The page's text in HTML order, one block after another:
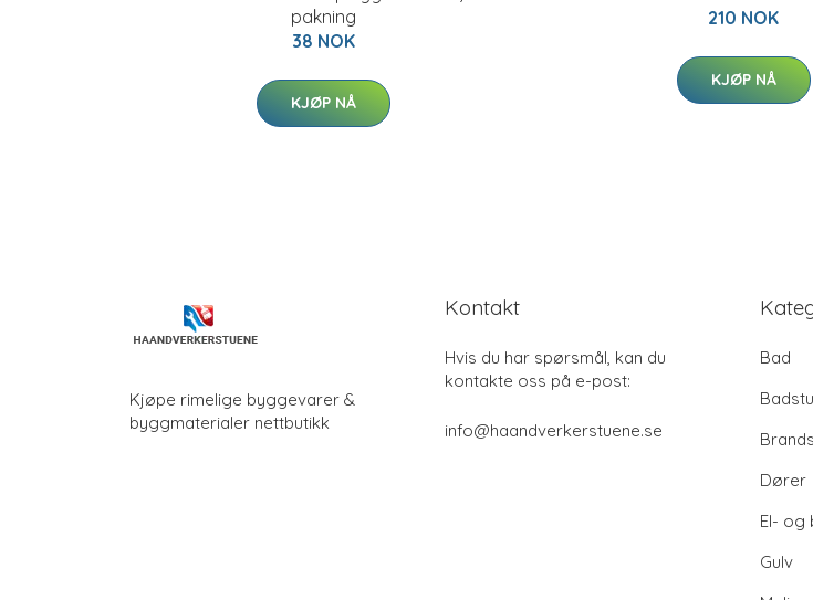
pakning
38 NOK
KJØP NÅ
210 NOK
KJØP NÅ
Kjøpe rimelige byggevarer &
byggmaterialer nettbutikk
Kontakt
Hvis du har spørsmål, kan du
kontakte oss på e-post:
info@haandverkerstuene.se
Bad
Badstu
Brands
Dører
El- og
Gulv